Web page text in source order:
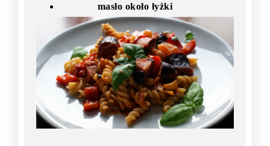
masło około łyżki